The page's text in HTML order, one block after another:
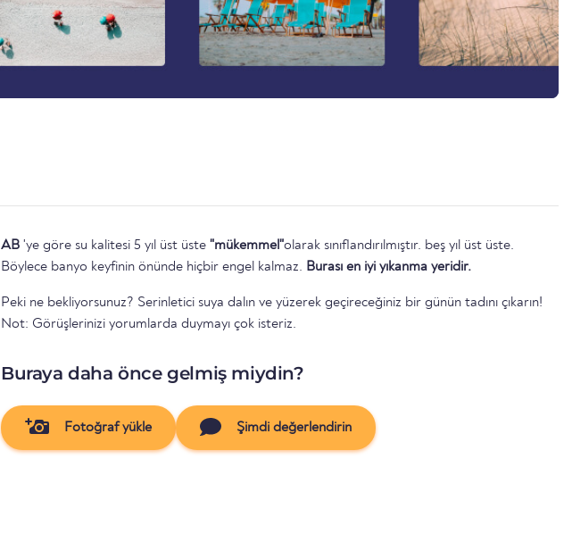
AB 'ye göre su kalitesi 5 yıl üst üste "mükemmel"olarak sınıflandırılmıştır. beş yıl üst üste.
Böylece banyo keyfinin önünde hiçbir engel kalmaz. Burası en iyi yıkanma yeridir.
Peki ne bekliyorsunuz? Serinletici suya dalın ve yüzerek geçireceğiniz bir günün tadını çıkarın!
Not: Görüşlerinizi yorumlarda duymayı çok isteriz.
Buraya daha önce gelmiş miydin?
Fotoğraf yükle Şimdi değerlendirin